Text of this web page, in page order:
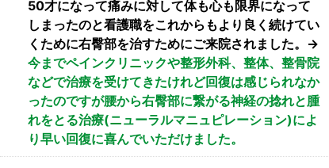
50才になって痛みに対して体も心も限界になって
しまったのと看護職をこれからもより良く続けてい
くために右臀部を治すためにご来院されました。→
今までペインクリニックや整形外科、整体、整骨院
などで治療を受けてきたけれど回復は感じられなか
ったのですが腰から右臀部に繋がる神経の捻れと腫
れをとる治療(ニューラルマニュピレーション)によ
り早い回復に喜んでいただけました。